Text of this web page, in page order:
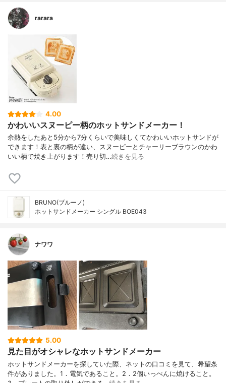
rarara
4.00
かわいいスヌーピー柄のホットサンドメーカー！
余熱をしたあと5分から7分くらいで美味しくてかわいいホットサンドが
できます！表と裏の柄が違い、スヌーピーとチャーリーブラウンのかわ
いい柄で焼き上がります！売り切…続きを見る
BRUNO(ブルーノ)
ホットサンドメーカー シングル BOE043
ナワワ
5.00
見た目がオシャレなホットサンドメーカー
ホットサンドメーカーを探していた際、ネットの口コミを見て、希望条
件がありました。1．電気であること。2．2個いっぺんに焼けること。